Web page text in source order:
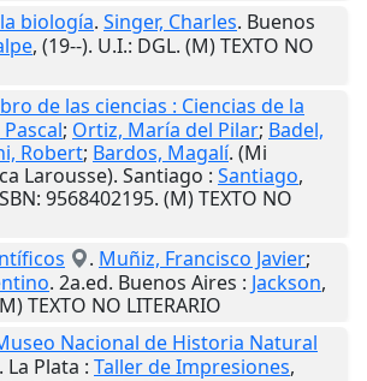
biología. Singer, Charles. Buenos
, (19--). U.I.: DGL. (M) TEXTO NO
de las ciencias : Ciencias de la
; Ortiz, María del Pilar; Badel,
Robert; Bardos, Magalí. (Mi
Larousse). Santiago : Santiago,
9568402195. (M) TEXTO NO
. Muñiz, Francisco Javier;
. 2a.ed. Buenos Aires : Jackson,
TEXTO NO LITERARIO
Nacional de Historia Natural
. La Plata : Taller de Impresiones,